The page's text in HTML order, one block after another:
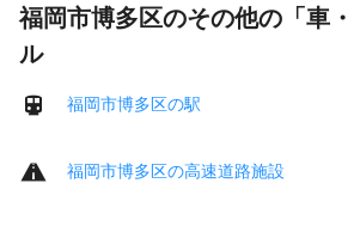
福岡市博多区のその他の「車
ル
福岡市博多区の駅
福岡市博多区の高速道路施設